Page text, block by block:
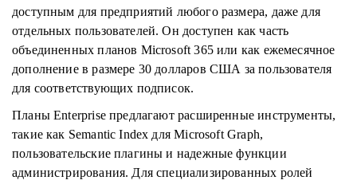
доступным для предприятий любого размера, даже для
отдельных пользователей. Он доступен как часть
объединенных планов Microsoft 365 или как ежемесячное
дополнение в размере 30 долларов США за пользователя
для соответствующих подписок.
Планы Enterprise предлагают расширенные инструменты,
такие как Semantic Index для Microsoft Graph,
пользовательские плагины и надежные функции
администрирования. Для специализированных ролей